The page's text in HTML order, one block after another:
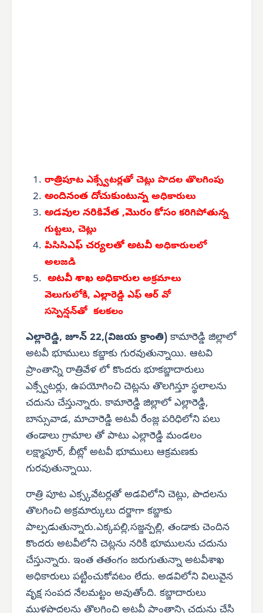
రాత్రిపూట ఎక్స్వేటర్లతో చెట్లు పొదల తొలగింపు
అందినంత దోచుకుంటున్న అధికారులు
అడవుల నరికివేత ,మొరం కోసం కరిగిపోతున్న
గుట్టలు, చెట్లు
పిసిసిఎఫ్ చర్యలతో అటవీ అధికారులలో
అలజడి
అటవీ శాఖ అధికారుల అక్రమాలు
వెలుగులోకి, ఎల్లారెడ్డి ఎఫ్ ఆర్ వో
సస్పెన్షన్‌తో కలకలం
ఎల్లారెడ్డి, జూన్ 22,(విజయ క్రాంతి) కామారెడ్డి జిల్లాలో
అటవీ భూములు కబ్జాకు గురవుతున్నాయి. ఆటవి
ప్రాంతాన్ని రాత్రివేళ లో కొందరు భూకబ్జాదారులు
ఎక్స్వేటర్లు, ఉపయోగించి చెట్లను తొలగిస్తూ స్థలాలను
చదును చేస్తున్నారు. కామారెడ్డి జిల్లాలో ఎల్లారెడ్డి,
బాన్సువాడ, మాచారెడ్డి అటవీ రేంజ్ల పరిధిలోని పలు
తండాలు గ్రామాల తో పాటు ఎల్లారెడ్డి మండలం
లక్ష్మాపూర్, బీట్లో అటవీ భూములు ఆక్రమణకు
గురవుతున్నాయి.
రాత్రి పూట ఎక్స్కవేటర్లతో అడవిలోని చెట్లు, పొదలను
తొలగించి అక్రమార్కులు దర్జాగా కబ్జాకు
పాల్పడుతున్నారు.ఎక్కపల్లి,సజ్జన్పల్లి, తండాకు చెందిన
కొందరు అటవీలోని చెట్లను నరికి భూములను చదును
చేస్తున్నారు. ఇంత తతంగం జరుగుతున్నా అటవీశాఖ
అధికారులు పట్టించుకోవటం లేదు. అడవిలోని విలువైన
వృక్ష సంపద నేలమట్టం అవుతోంది. కబ్జాదారులు